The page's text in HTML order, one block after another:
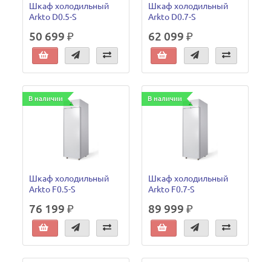
Шкаф холодильный
Arkto D0.5-S
50 699 ₽
Шкаф холодильный
Arkto D0.7-S
62 099 ₽
В наличии
Шкаф холодильный
Arkto F0.5-S
76 199 ₽
В наличии
Шкаф холодильный
Arkto F0.7-S
89 999 ₽